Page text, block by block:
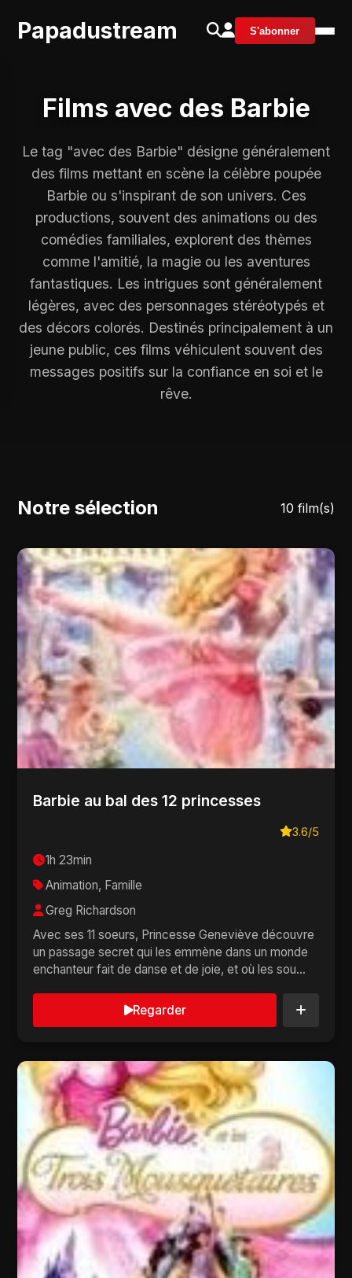
Papadustream S'abonner
Films avec des Barbie
Le tag "avec des Barbie" désigne généralement
des films mettant en scène la célèbre poupée
Barbie ou s'inspirant de son univers. Ces
productions, souvent des animations ou des
comédies familiales, explorent des thèmes
comme l'amitié, la magie ou les aventures
fantastiques. Les intrigues sont généralement
légères, avec des personnages stéréotypés et
des décors colorés. Destinés principalement à un
jeune public, ces films véhiculent souvent des
messages positifs sur la confiance en soi et le
rêve.
Notre sélection 10 film(s)
Barbie au bal des 12 princesses
3.6/5
1h 23min
Animation, Famille
Greg Richardson
Avec ses 11 soeurs, Princesse Geneviève découvre
un passage secret qui les emmène dans un monde
enchanteur fait de danse et de joie, et où les sou...
Regarder